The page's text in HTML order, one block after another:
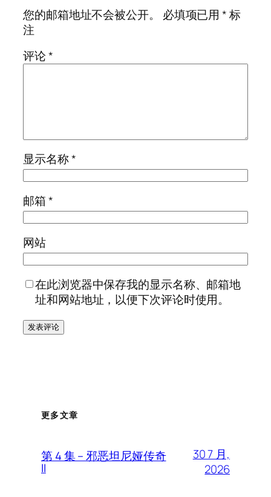
您的邮箱地址不会被公开。
必填项已用*标
注
评论*
显示名称*
邮箱*
网站
在此浏览器中保存我的显示名称、邮箱地
址和网站地址，以便下次评论时使用。
更多文章
第 4 集 – 邪恶坦尼娅传奇
II
30 7 月,
2026